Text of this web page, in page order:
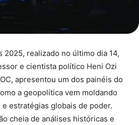
2025, realizado no último dia 14,
e cientista político Heni Ozi
apresentou um dos painéis do
a geopolítica vem moldando
estratégias globais de poder.
cheia de análises históricas e